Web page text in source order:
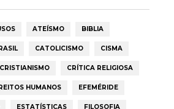
ATEÍSMO BIBLIA
CATOLICISMO CISMA
CRISTIANISMO CRÍTICA RELIGIOSA
HUMANOS EFEMÉRIDE
ESTATÍSTICAS FILOSOFIA